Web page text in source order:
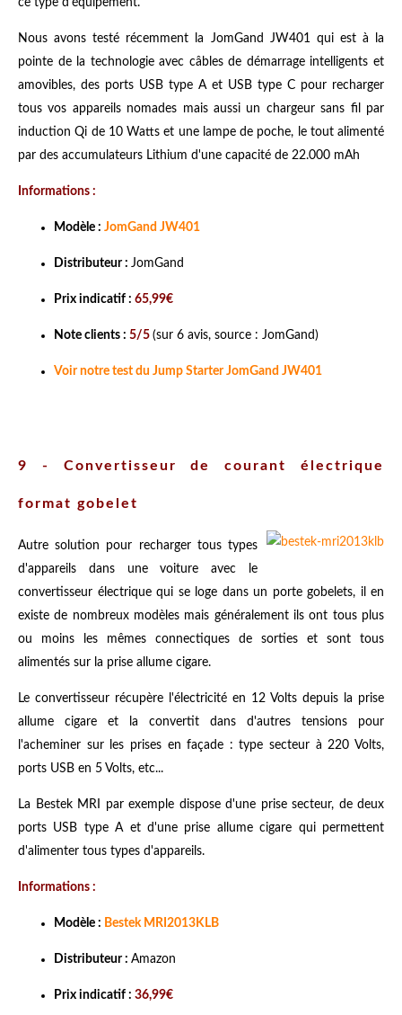
ce type d'équipement.
Nous avons testé récemment la JomGand JW401 qui est à la
pointe de la technologie avec câbles de démarrage intelligents et
amovibles, des ports USB type A et USB type C pour recharger
tous vos appareils nomades mais aussi un chargeur sans fil par
induction Qi de 10 Watts et une lampe de poche, le tout alimenté
par des accumulateurs Lithium d'une capacité de 22.000 mAh
Informations :
Modèle : JomGand JW401
Distributeur : JomGand
Prix indicatif : 65,99€
Note clients : 5/5 (sur 6 avis, source : JomGand)
Voir notre test du Jump Starter JomGand JW401
9 - Convertisseur de courant électrique
format gobelet
Autre solution pour recharger tous types
d'appareils dans une voiture avec le
convertisseur électrique qui se loge dans un porte gobelets, il en
existe de nombreux modèles mais généralement ils ont tous plus
ou moins les mêmes connectiques de sorties et sont tous
alimentés sur la prise allume cigare.
Le convertisseur récupère l'électricité en 12 Volts depuis la prise
allume cigare et la convertit dans d'autres tensions pour
l'acheminer sur les prises en façade : type secteur à 220 Volts,
ports USB en 5 Volts, etc...
La Bestek MRI par exemple dispose d'une prise secteur, de deux
ports USB type A et d'une prise allume cigare qui permettent
d'alimenter tous types d'appareils.
Informations :
Modèle : Bestek MRI2013KLB
Distributeur : Amazon
Prix indicatif : 36,99€